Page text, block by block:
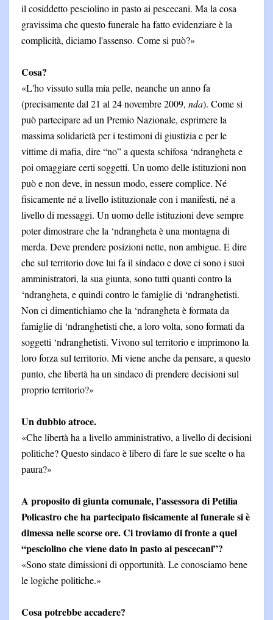
il cosiddetto pesciolino in pasto ai pescecani. Ma la cosa
gravissima che questo funerale ha fatto evidenziare è la
complicità, diciamo l'assenso. Come si può?»
Cosa?
«L'ho vissuto sulla mia pelle, neanche un anno fa
(precisamente dal 21 al 24 novembre 2009, nda). Come si
può partecipare ad un Premio Nazionale, esprimere la
massima solidarietà per i testimoni di giustizia e per le
vittime di mafia, dire “no” a questa schifosa ‘ndrangheta e
poi omaggiare certi soggetti. Un uomo delle istituzioni non
può e non deve, in nessun modo, essere complice. Né
fisicamente né a livello istituzionale con i manifesti, né a
livello di messaggi. Un uomo delle istituzioni deve sempre
poter dimostrare che la ‘ndrangheta è una montagna di
merda. Deve prendere posizioni nette, non ambigue. E dire
che sul territorio dove lui fa il sindaco e dove ci sono i suoi
amministratori, la sua giunta, sono tutti quanti contro la
‘ndrangheta, e quindi contro le famiglie di ‘ndranghetisti.
Non ci dimentichiamo che la ‘ndrangheta è formata da
famiglie di ‘ndranghetisti che, a loro volta, sono formati da
soggetti ‘ndranghetisti. Vivono sul territorio e imprimono la
loro forza sul territorio. Mi viene anche da pensare, a questo
punto, che libertà ha un sindaco di prendere decisioni sul
proprio territorio?»
Un dubbio atroce.
«Che libertà ha a livello amministrativo, a livello di decisioni
politiche? Questo sindaco è libero di fare le sue scelte o ha
paura?»
A proposito di giunta comunale, l’assessora di Petilia
Policastro che ha partecipato fisicamente al funerale si è
dimessa nelle scorse ore. Ci troviamo di fronte a quel
“pesciolino che viene dato in pasto ai pescecani”?
«Sono state dimissioni di opportunità. Le conosciamo bene
le logiche politiche.»
Cosa potrebbe accadere?